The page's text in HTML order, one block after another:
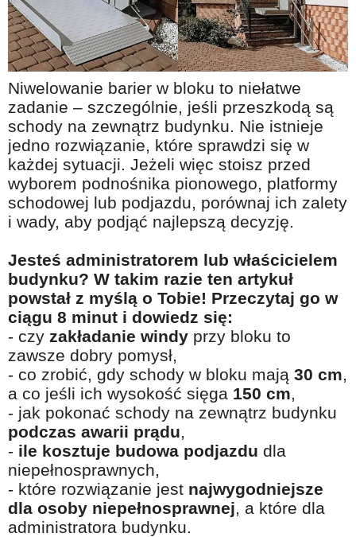
Na wesoło
Hobby i pasje
Żyj aktywnie
60plus - najcenniejsi klienci
Dobra opieka
Warto naśladować
Coś dla ducha
Smacznie i zdrowo
O finansach i społeczeństwie - edukacja nie tylko dla 60plus
Ciekawe książki
Stop samotności
Z internetem za pan brat
Bezpiecznie i w zgodzie z prawem
Niwelowanie barier w bloku to niełatwe
zadanie – szczególnie, jeśli przeszkodą są
schody na zewnątrz budynku. Nie istnieje
jedno rozwiązanie, które sprawdzi się w
każdej sytuacji. Jeżeli więc stoisz przed
wyborem podnośnika pionowego, platformy
schodowej lub podjazdu, porównaj ich zalety
i wady, aby podjąć najlepszą decyzję.
Jesteś administratorem lub właścicielem
budynku? W takim razie ten artykuł
powstał z myślą o Tobie! Przeczytaj go w
ciągu 8 minut i dowiedz się:
- czy zakładanie windy przy bloku to
zawsze dobry pomysł,
- co zrobić, gdy schody w bloku mają 30 cm,
a co jeśli ich wysokość sięga 150 cm,
- jak pokonać schody na zewnątrz budynku
podczas awarii prądu,
- ile kosztuje budowa podjazdu dla
niepełnosprawnych,
- które rozwiązanie jest najwygodniejsze
dla osoby niepełnosprawnej, a które dla
administratora budynku.